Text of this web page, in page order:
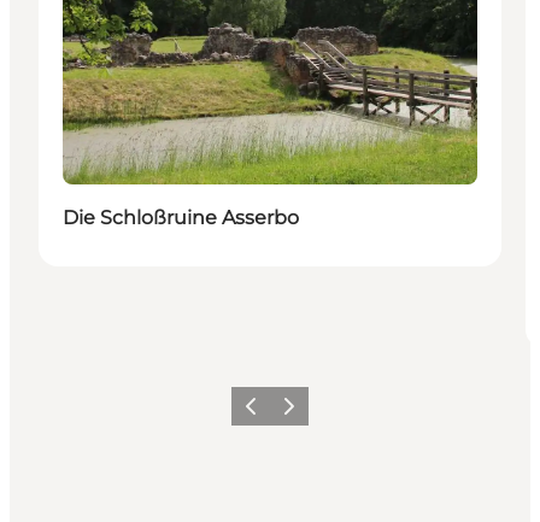
Die Schloßruine Asserbo
ZurückWeiter